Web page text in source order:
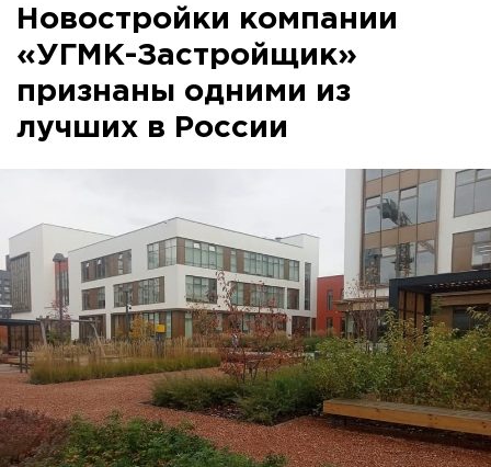
Новостройки компании
«УГМК-Застройщик»
признаны одними из
лучших в России